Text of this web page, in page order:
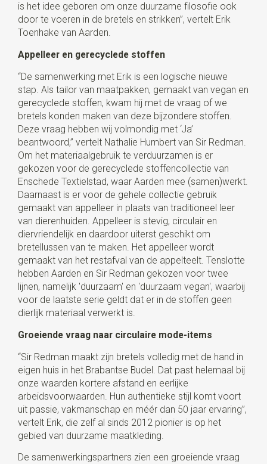
is het idee geboren om onze duurzame filosofie ook
door te voeren in de bretels en strikken”, vertelt Erik
Toenhake van Aarden.
Appelleer en gerecyclede stoffen
“De samenwerking met Erik is een logische nieuwe
stap. Als tailor van maatpakken, gemaakt van vegan en
gerecyclede stoffen, kwam hij met de vraag of we
bretels konden maken van deze bijzondere stoffen.
Deze vraag hebben wij volmondig met ‘Ja’
beantwoord,” vertelt Nathalie Humbert van Sir Redman.
Om het materiaalgebruik te verduurzamen is er
gekozen voor de gerecyclede stoffencollectie van
Enschede Textielstad, waar Aarden mee (samen)werkt.
Daarnaast is er voor de gehele collectie gebruik
gemaakt van appelleer in plaats van traditioneel leer
van dierenhuiden. Appelleer is stevig, circulair en
diervriendelijk en daardoor uiterst geschikt om
bretellussen van te maken. Het appelleer wordt
gemaakt van het restafval van de appelteelt. Tenslotte
hebben Aarden en Sir Redman gekozen voor twee
lijnen, namelijk 'duurzaam' en 'duurzaam vegan', waarbij
voor de laatste serie geldt dat er in de stoffen geen
dierlijk materiaal verwerkt is.
Groeiende vraag naar circulaire mode-items
“Sir Redman maakt zijn bretels volledig met de hand in
eigen huis in het Brabantse Budel. Dat past helemaal bij
onze waarden kortere afstand en eerlijke
arbeidsvoorwaarden. Hun authentieke stijl komt voort
uit passie, vakmanschap en méér dan 50 jaar ervaring”,
vertelt Erik, die zelf al sinds 2012 pionier is op het
gebied van duurzame maatkleding.
De samenwerkingspartners zien een groeiende vraag